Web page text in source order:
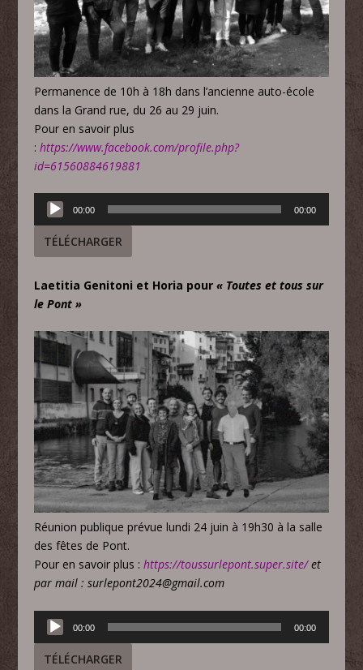
Permanence de 10h à 18h dans l’ancienne auto-école
dans la Grand rue, du 26 au 29 juin.
Pour en savoir plus
:https://www.facebook.com/profile.php?
id=61560884619881
Lecteur
audio
00:00 00:00
TÉLÉCHARGER
Laetitia Genitoni et Horia pour« Toutes et tous sur
le Pont »
Réunion publique prévue lundi 24 juin à 19h30 à la salle
des fêtes de Pont.
Pour en savoir plus :https://toussurlepont.super.site/et
par mail : surlepont2024@gmail.com
Lecteur
audio
00:00 00:00
TÉLÉCHARGER